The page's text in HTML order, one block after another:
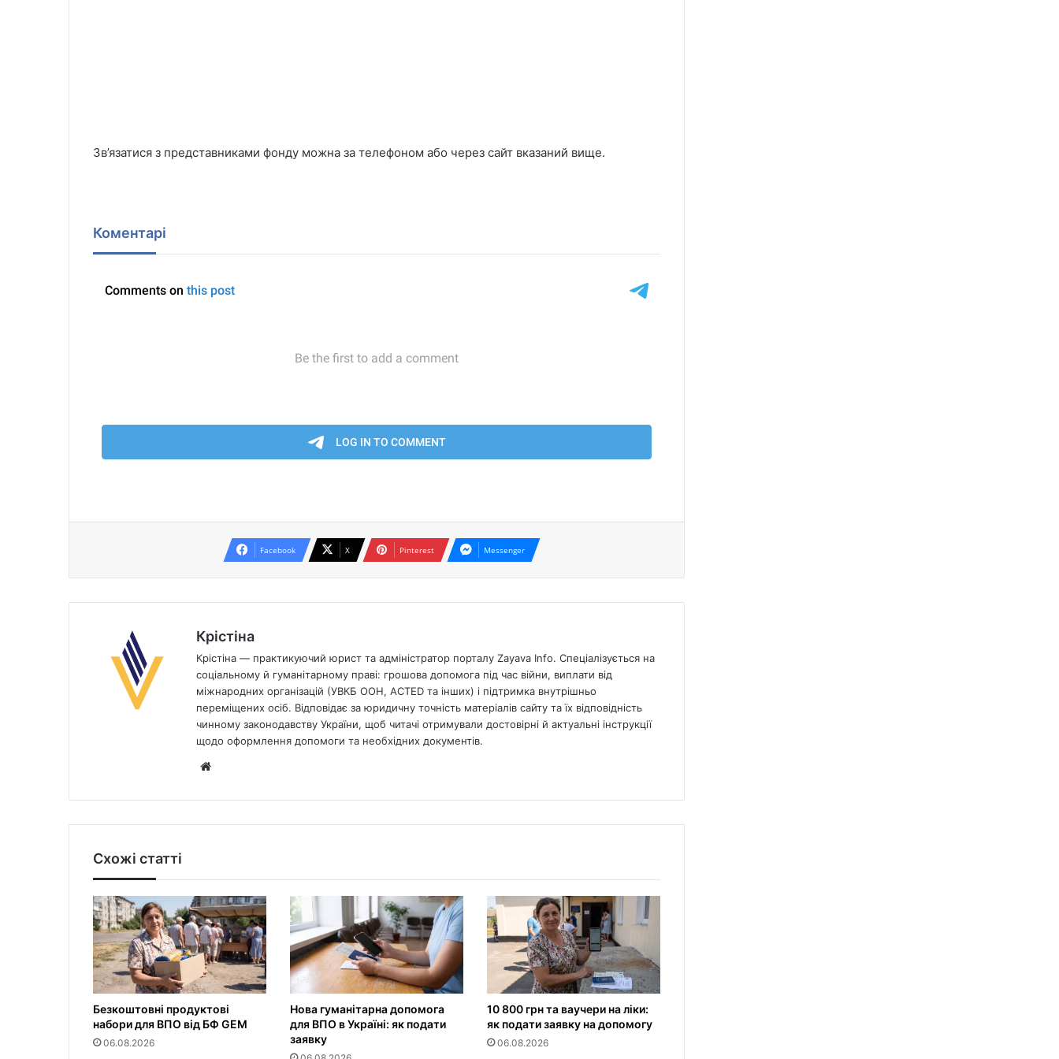
Зв’язатися з представниками фонду можна за телефоном або через сайт вказаний вище.
Коментарі
Facebook X Pinterest Messenger
Крістіна
Крістіна — практикуючий юрист та адміністратор порталу Zayava Info. Спеціалізується на
соціальному й гуманітарному праві: грошова допомога під час війни, виплати від
міжнародних організацій (УВКБ ООН, ACTED та інших) і підтримка внутрішньо
переміщених осіб. Відповідає за юридичну точність матеріалів сайту та їх відповідність
чинному законодавству України, щоб читачі отримували достовірні й актуальні інструкції
щодо оформлення допомоги та необхідних документів.
Схожі статті
Безкоштовні продуктові
набори для ВПО від БФ GEM
06.08.2026
Нова гуманітарна допомога
для ВПО в Україні: як подати
заявку
10 800 грн та ваучери на ліки:
як подати заявку на допомогу
06.08.2026